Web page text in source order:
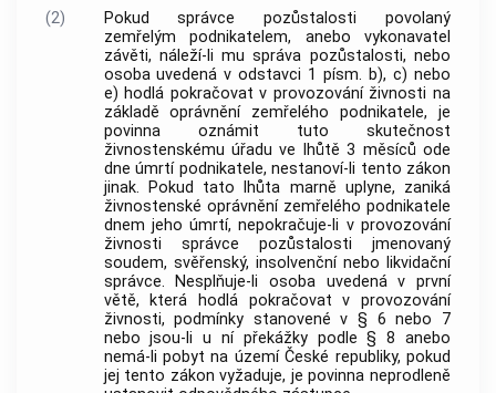
(2)
Pokud správce pozůstalosti povolaný
zemřelým podnikatelem, anebo vykonavatel
závěti, náleží-li mu správa pozůstalosti, nebo
osoba uvedená v odstavci 1 písm. b), c) nebo
e) hodlá pokračovat v provozování živnosti na
základě oprávnění zemřelého podnikatele, je
povinna oznámit tuto skutečnost
živnostenskému úřadu ve lhůtě 3 měsíců ode
dne úmrtí podnikatele, nestanoví-li tento zákon
jinak. Pokud tato lhůta marně uplyne, zaniká
živnostenské oprávnění zemřelého podnikatele
dnem jeho úmrtí, nepokračuje-li v provozování
živnosti správce pozůstalosti jmenovaný
soudem, svěřenský, insolvenční nebo likvidační
správce. Nesplňuje-li osoba uvedená v první
větě, která hodlá pokračovat v provozování
živnosti, podmínky stanovené v § 6 nebo 7
nebo jsou-li u ní překážky podle § 8 anebo
nemá-li pobyt na území České republiky, pokud
jej tento zákon vyžaduje, je povinna neprodleně